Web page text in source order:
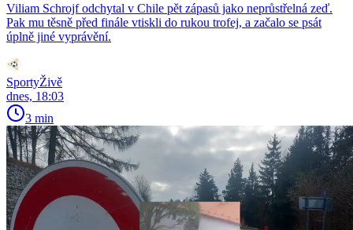
Viliam Schrojf odchytal v Chile pět zápasů jako neprůstřelná zeď.
Pak mu těsně před finále vtiskli do rukou trofej, a začalo se psát
úplně jiné vyprávění.
SportyŽivě
dnes, 18:03
3 min